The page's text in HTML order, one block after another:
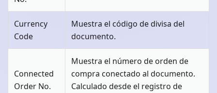
Currency
Code
Muestra el código de divisa del
documento.
Connected
Order No.
Muestra el número de orden de
compra conectado al documento.
Calculado desde el registro de